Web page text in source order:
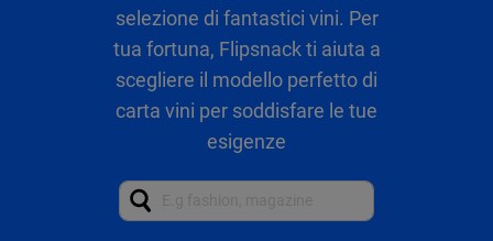
selezione di fantastici vini. Per
tua fortuna, Flipsnack ti aiuta a
scegliere il modello perfetto di
carta vini per soddisfare le tue
esigenze